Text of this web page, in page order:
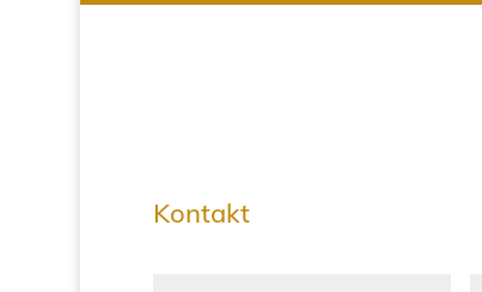
Kontakt